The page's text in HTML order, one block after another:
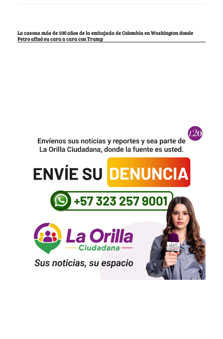
La casona más de 100 años de la embajada de Colombia en Washington donde
Petro afinó su cara a cara con Trump